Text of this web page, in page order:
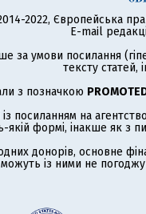
2022, Європейська
E-mail
за умови посилання
тексту статей,
з позначкою
посиланням на агентство
якій формі, інакше як з
донорів, основне
можуть із ними не